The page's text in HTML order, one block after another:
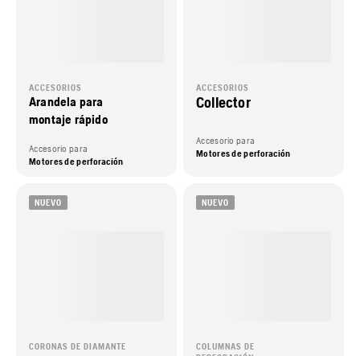
ACCESORIOS
Arandela para
montaje rápido
Accesorio para
Motores de perforación
ACCESORIOS
Collector
Accesorio para
Motores de perforación
NUEVO
CORONAS DE DIAMANTE
NUEVO
COLUMNAS DE